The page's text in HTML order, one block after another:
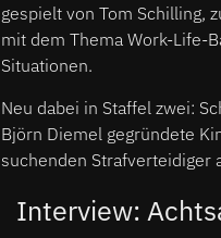
gespielt von Tom Schilling,
mit dem Thema Work-Life-
Situationen.
Neu dabei in Staffel zwei:
Björn Diemel gegründete
suchenden Strafverteidiger
Interview: